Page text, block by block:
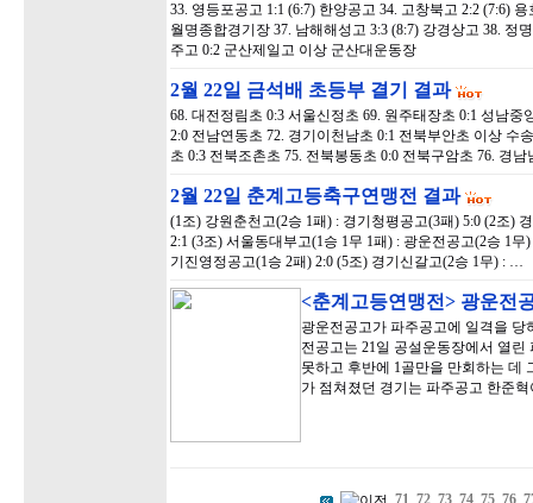
33. 영등포공고 1:1 (6:7) 한양공고 34. 고창북고 2:2 (7:6)
월명종합경기장 37. 남해해성고 3:3 (8:7) 강경상고 38. 정
주고 0:2 군산제일고 이상 군산대운동장
2월 22일 금석배 초등부 결기 결과
68. 대전정림초 0:3 서울신정초 69. 원주태장초 0:1 성남
2:0 전남연동초 72. 경기이천남초 0:1 전북부안초 이상 수
초 0:3 전북조촌초 75. 전북봉동초 0:0 전북구암초 76. 경
2월 22일 춘계고등축구연맹전 결과
(1조) 강원춘천고(2승 1패) : 경기청평공고(3패) 5:0 (2조)
2:1 (3조) 서울동대부고(1승 1무 1패) : 광운전공고(2승 1
기진영정공고(1승 2패) 2:0 (5조) 경기신갈고(2승 1무) : …
<춘계고등연맹전> 광운전
광운전공고가 파주공고에 일격을
전공고는 21일 공설운동장에서 열
못하고 후반에 1골만을 만회하는 데
가 점쳐졌던 경기는 파주공고 한준